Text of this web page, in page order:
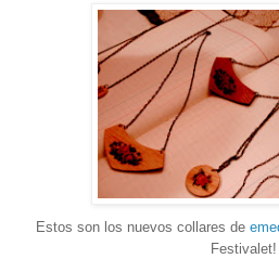
Estos son los nuevos collares de
Festivalet!